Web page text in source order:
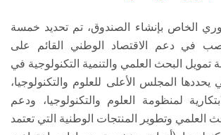
الموظفون
الزائـرون
سجل الان
الخاص بإنشاء الصندوق، تم تحديد خمسة
في دعم الاقتصاد الوطني القائم على
تمويل البحث العلمي والتنمية التكنولوجية في
يحددها المجلس الأعلى للعلوم والتكنولوجيا،
لمنظومة العلوم والتكنولوجيا، ودعم
العلمي وتطوير المنتجات الوطنية التي تعتمد